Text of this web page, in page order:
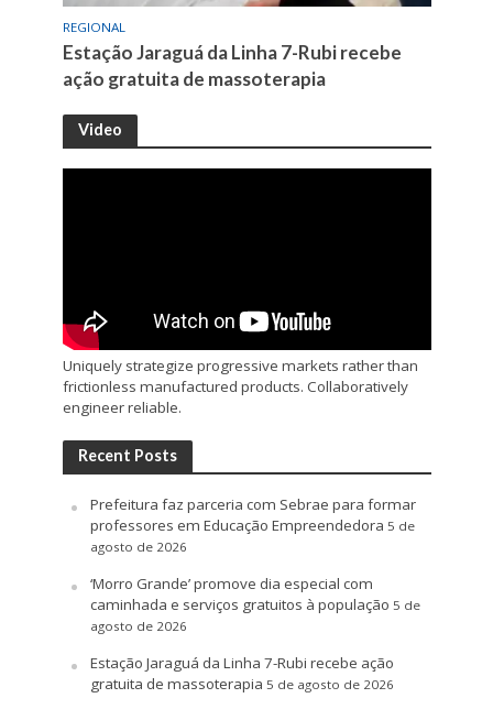
REGIONAL
Estação Jaraguá da Linha 7-Rubi recebe
ação gratuita de massoterapia
Video
Uniquely strategize progressive markets rather than
frictionless manufactured products. Collaboratively
engineer reliable.
Recent Posts
Prefeitura faz parceria com Sebrae para formar
professores em Educação Empreendedora 5 de
agosto de 2026
‘Morro Grande’ promove dia especial com
caminhada e serviços gratuitos à população 5 de
agosto de 2026
Estação Jaraguá da Linha 7-Rubi recebe ação
gratuita de massoterapia 5 de agosto de 2026